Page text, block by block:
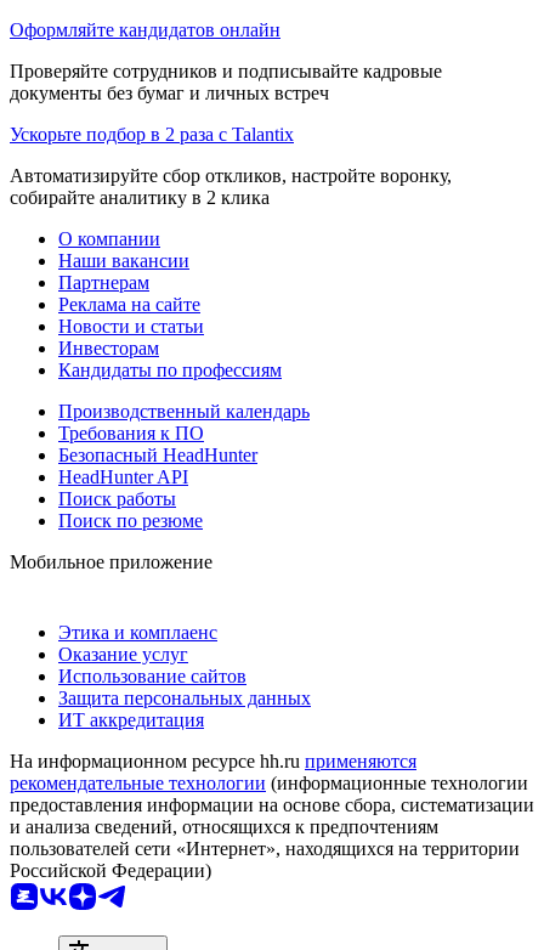
Оформляйте кандидатов онлайн
Проверяйте сотрудников и подписывайте кадровые
документы без бумаг и личных встреч
Ускорьте подбор в 2 раза с Talantix
Автоматизируйте сбор откликов, настройте воронку,
собирайте аналитику в 2 клика
О компании
Наши вакансии
Партнерам
Реклама на сайте
Новости и статьи
Инвесторам
Кандидаты по профессиям
Производственный календарь
Требования к ПО
Безопасный HeadHunter
HeadHunter API
Поиск работы
Поиск по резюме
Мобильное приложение
Этика и комплаенс
Оказание услуг
Использование сайтов
Защита персональных данных
ИТ аккредитация
На информационном ресурсе hh.ru применяются
рекомендательные технологии (информационные технологии
предоставления информации на основе сбора, систематизации
и анализа сведений, относящихся к предпочтениям
пользователей сети «Интернет», находящихся на территории
Российской Федерации)